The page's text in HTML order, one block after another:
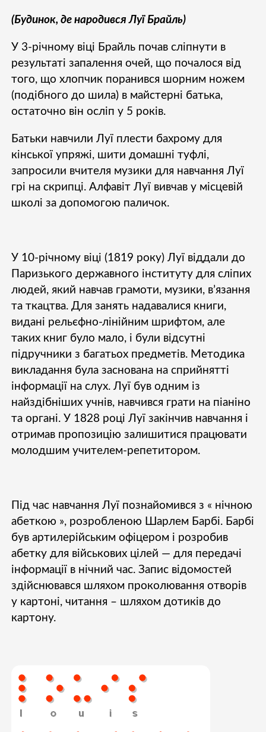
(Будинок, де народився Луї Брайль)
У 3-річному віці Брайль почав сліпнути в
результаті запалення очей, що почалося від
того, що хлопчик поранився шорним ножем
(подібного до шила) в майстерні батька,
остаточно він осліп у 5 років.
Батьки навчили Луї плести бахрому для
кінської упряжі, шити домашні туфлі,
запросили вчителя музики для навчання Луї
грі на скрипці. Алфавіт Луї вивчав у місцевій
школі за допомогою паличок.
У 10-річному віці (1819 року) Луї віддали до
Паризького державного інституту для сліпих
людей, який навчав грамоти, музики, в’язання
та ткацтва. Для занять надавалися книги,
видані рельєфно-лінійним шрифтом, але
таких книг було мало, і були відсутні
підручники з багатьох предметів. Методика
викладання була заснована на сприйнятті
інформації на слух. Луї був одним із
найздібніших учнів, навчився грати на піаніно
та органі. У 1828 році Луї закінчив навчання і
отримав пропозицію залишитися працювати
молодшим учителем-репетитором.
Під час навчання Луї познайомився з « нічною
абеткою », розробленою Шарлем Барбі. Барбі
був артилерійським офіцером і розробив
абетку для військових цілей — для передачі
інформації в нічний час. Запис відомостей
здійснювався шляхом проколювання отворів
у картоні, читання – шляхом дотиків до
картону.